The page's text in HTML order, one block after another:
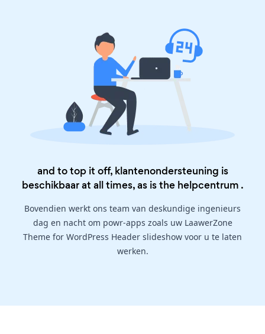
and to top it off, klantenondersteuning is
beschikbaar at all times, as is the helpcentrum .
Bovendien werkt ons team van deskundige ingenieurs
dag en nacht om powr-apps zoals uw LaawerZone
Theme for WordPress Header slideshow voor u te laten
werken.